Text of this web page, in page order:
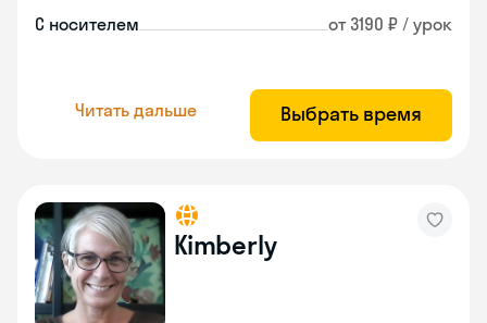
С носителем от 3190 ₽ / урок
Читать дальше Выбрать время
Kimberly